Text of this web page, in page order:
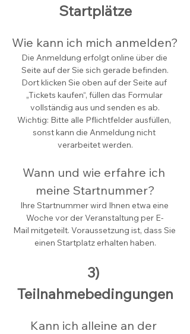
Startplätze
Wie kann ich mich anmelden?
Die Anmeldung erfolgt online über die
Seite auf der Sie sich gerade befinden.
Dort klicken Sie oben auf der Seite auf
„Tickets kaufen“, füllen das Formular
vollständig aus und senden es ab.
Wichtig: Bitte alle Pflichtfelder ausfüllen,
sonst kann die Anmeldung nicht
verarbeitet werden.
Wann und wie erfahre ich
meine Startnummer?
Ihre Startnummer wird Ihnen etwa eine
Woche vor der Veranstaltung per E-
Mail mitgeteilt. Voraussetzung ist, dass Sie
einen Startplatz erhalten haben.
3)
Teilnahmebedingungen
Kann ich alleine an der